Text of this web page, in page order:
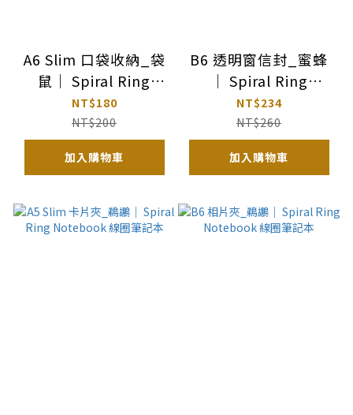
A6 Slim 口袋收納_袋
鼠｜ Spiral Ring
Notebook 線圈筆記
本
NT$180
NT$200
加入購物車
B6 透明窗信封_蜜蜂
｜ Spiral Ring
Notebook 線圈筆記
本
NT$234
NT$260
加入購物車